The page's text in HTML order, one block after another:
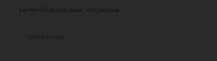
Lemmikkikuvaukset miljöössä.